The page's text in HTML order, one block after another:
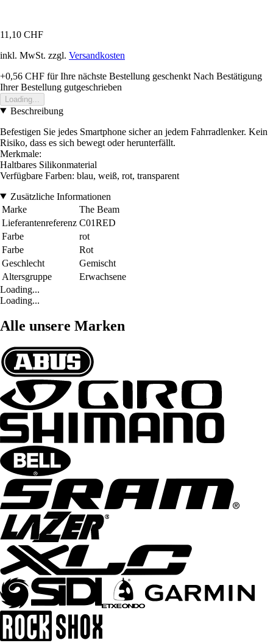
11,10 CHF
inkl. MwSt. zzgl. Versandkosten
+0,56 CHF für Ihre nächste Bestellung geschenkt Nach Bestätigung
Ihrer Bestellung gutgeschrieben
Loading...
Beschreibung
Befestigen Sie jedes Smartphone sicher an jedem Fahrradlenker. Kein
Risiko, dass es sich bewegt oder herunterfällt.
Merkmale:
Haltbares Silikonmaterial
Verfügbare Farben: blau, weiß, rot, transparent
Zusätzliche Informationen
Marke
The Beam
Lieferantenreferenz C01RED
Farbe
rot
Farbe
Rot
Geschlecht
Gemischt
Altersgruppe
Erwachsene
Loading...
Loading...
Alle unsere Marken